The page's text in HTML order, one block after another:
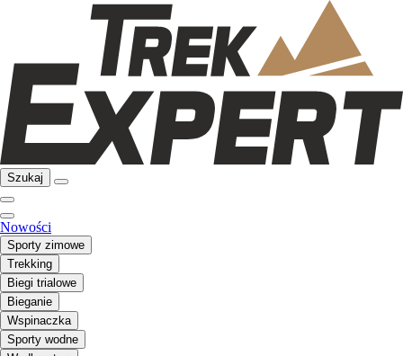
Szukaj
Nowości
Sporty zimowe
Trekking
Biegi trialowe
Bieganie
Wspinaczka
Sporty wodne